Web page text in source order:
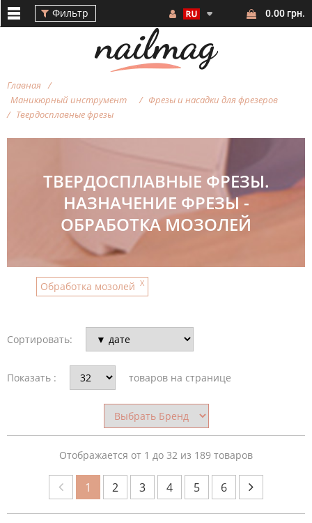
Фильтр 0.00 грн.
Главная
Маникюрный инструмент
Фрезы и насадки для фрезеров
Твердосплавные фрезы
ФОРМА
АБРАЗИВНОСТЬ
НАЗНАЧЕНИЕ
ФРЕЗЫ
БРЕНД
СТРАНА
ПРОИЗВОДИТЕЛЬ
ТВЕРДОСПЛАВНЫЕ ФРЕЗЫ.
НАЗНАЧЕНИЕ ФРЕЗЫ -
ОБРАБОТКА МОЗОЛЕЙ
Обработка мозолей X
Сортировать:
Показать : товаров на странице
Отображается от 1 до 32 из 189 товаров
1 2 3 4 5 6